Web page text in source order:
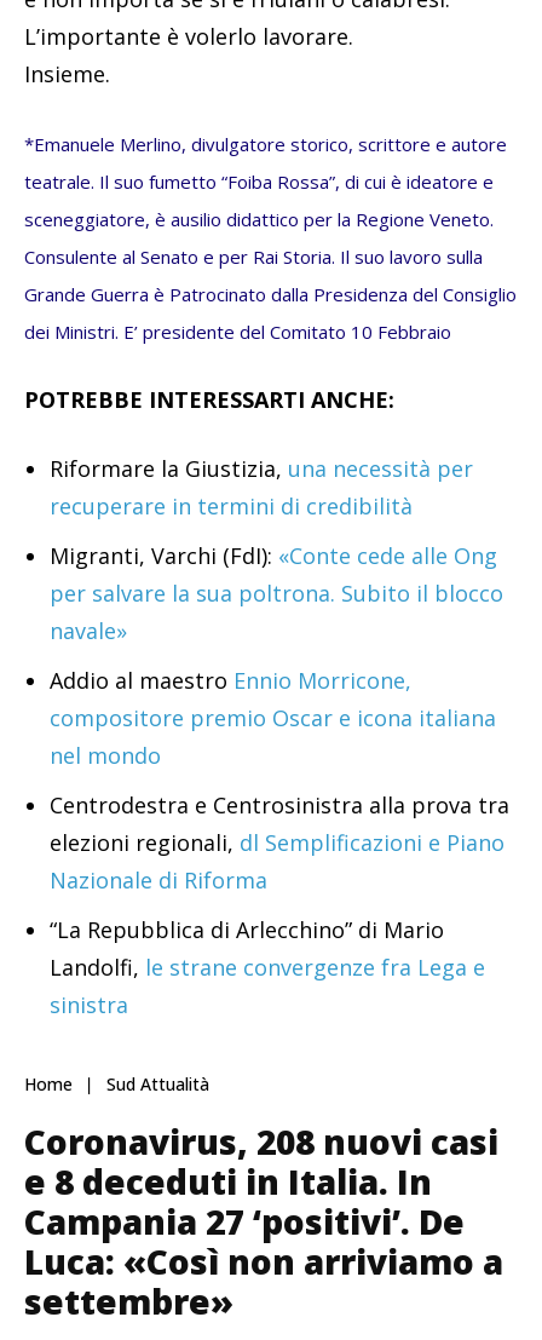
L’importante è volerlo lavorare.
Insieme.
*Emanuele Merlino, divulgatore storico, scrittore e autore
teatrale. Il suo fumetto “Foiba Rossa”, di cui è ideatore e
sceneggiatore, è ausilio didattico per la Regione Veneto.
Consulente al Senato e per Rai Storia. Il suo lavoro sulla
Grande Guerra è Patrocinato dalla Presidenza del Consiglio
dei Ministri. E’ presidente del Comitato 10 Febbraio
POTREBBE INTERESSARTI ANCHE:
Riformare la Giustizia, una necessità per
recuperare in termini di credibilità
Migranti, Varchi (FdI): «Conte cede alle Ong
per salvare la sua poltrona. Subito il blocco
navale»
Addio al maestro Ennio Morricone,
compositore premio Oscar e icona italiana
nel mondo
Centrodestra e Centrosinistra alla prova tra
elezioni regionali, dl Semplificazioni e Piano
Nazionale di Riforma
“La Repubblica di Arlecchino” di Mario
Landolfi, le strane convergenze fra Lega e
sinistra
Home Sud Attualità
Coronavirus, 208 nuovi casi
e 8 deceduti in Italia. In
Campania 27 ‘positivi’. De
Luca: «Così non arriviamo a
settembre»